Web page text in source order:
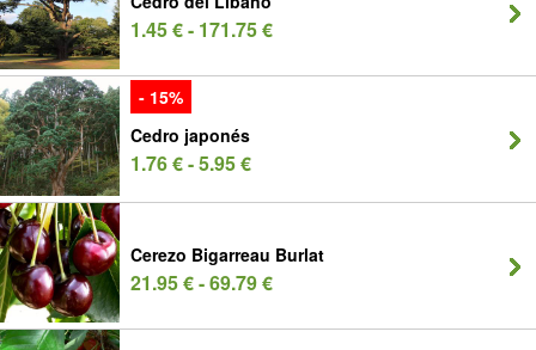
1.45 € - 171.75 €
- 15%
Cedro japonés
1.76 € - 5.95 €
Cerezo Bigarreau Burlat
21.95 € - 69.79 €